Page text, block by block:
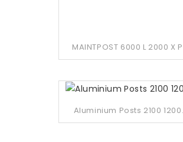
MAINTPOST 6000 L 2000 X
Aluminium Posts 2100